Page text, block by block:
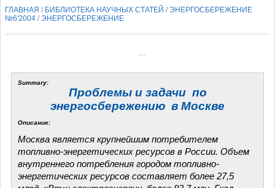
ГЛАВНАЯ / БИБЛИОТЕКА НАУЧНЫХ СТАТЕЙ /ЭНЕРГОСБЕРЕЖЕНИЕ
№6'2004 /ЭНЕРГОСБЕРЕЖЕНИЕ
Summary:
Проблемы и задачи по
энергосбережению в Москве
Описание:
Москва является крупнейшим потребителем
топливно-энергетических ресурсов в России. Объем
внутреннего потребления городом топливно-
энергетических ресурсов составляет более 27,5